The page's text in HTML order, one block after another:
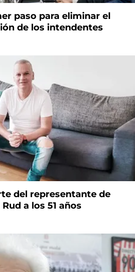
paso para eliminar el
de los intendentes
del representante de
a los 51 años